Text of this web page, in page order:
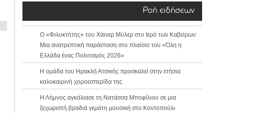
Ροή ειδήσεων
Ο «Φιλοκτήτης» του Χάινερ Μύλερ στο Ιερό των Καβείρων:
Μια ανατρεπτική παράσταση στο πλαίσιο του «Όλη η
Ελλάδα ένας Πολιτισμός 2026»
Η ομάδα του Ηρακλή Ατσικής προσκαλεί στην ετήσια
καλοκαιρινή χοροεσπερίδα της
Η Λήμνος αγκάλιασε τη Νατάσσα Μποφίλιου σε μια
ξεχωριστή βραδιά γεμάτη μουσική στο Κοντοπούλι